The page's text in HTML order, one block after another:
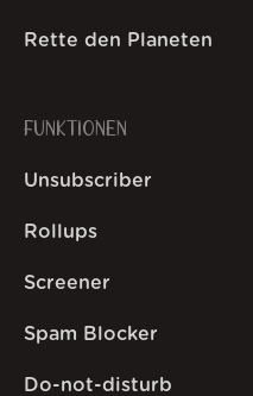
Rette den Planeten
FUNKTIONEN
Unsubscriber
Rollups
Screener
Spam Blocker
Do-not-disturb